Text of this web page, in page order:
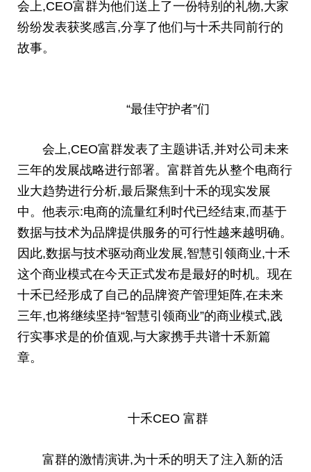
会上,CEO富群为他们送上了一份特别的礼物,大家
纷纷发表获奖感言,分享了他们与十禾共同前行的
故事。
“最佳守护者”们
会上,CEO富群发表了主题讲话,并对公司未来
三年的发展战略进行部署。富群首先从整个电商行
业大趋势进行分析,最后聚焦到十禾的现实发展
中。他表示:电商的流量红利时代已经结束,而基于
数据与技术为品牌提供服务的可行性越来越明确。
因此,数据与技术驱动商业发展,智慧引领商业,十禾
这个商业模式在今天正式发布是最好的时机。现在
十禾已经形成了自己的品牌资产管理矩阵,在未来
三年,也将继续坚持“智慧引领商业”的商业模式,践
行实事求是的价值观,与大家携手共谱十禾新篇
章。
十禾CEO 富群
富群的激情演讲,为十禾的明天了注入新的活